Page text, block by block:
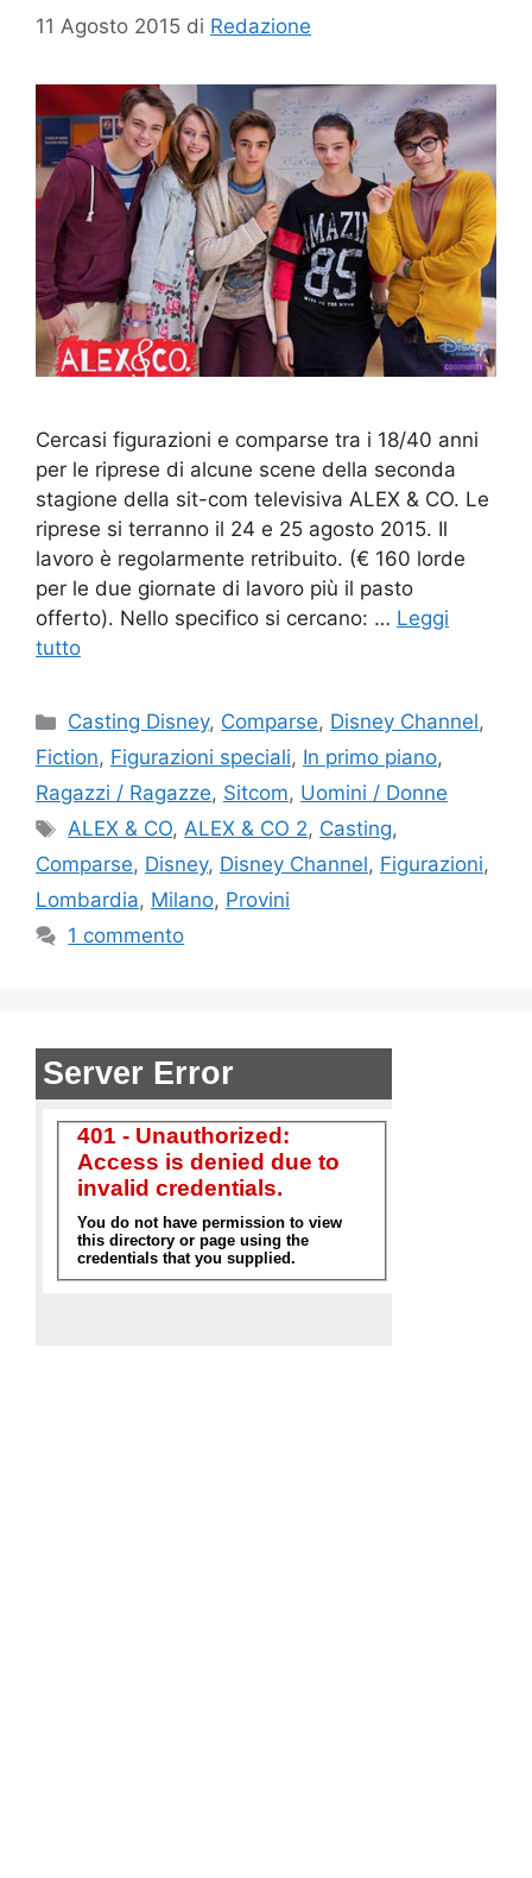
11 Agosto 2015 di Redazione
Cercasi figurazioni e comparse tra i 18/40 anni
per le riprese di alcune scene della seconda
stagione della sit-com televisiva ALEX & CO. Le
riprese si terranno il 24 e 25 agosto 2015. Il
lavoro è regolarmente retribuito. (€ 160 lorde
per le due giornate di lavoro più il pasto
offerto). Nello specifico si cercano: … Leggi
tutto
Categorie
Casting Disney, Comparse, Disney Channel,
Fiction, Figurazioni speciali, In primo piano,
Ragazzi / Ragazze, Sitcom, Uomini / Donne
Tag
ALEX & CO,ALEX & CO 2, Casting,
Comparse, Disney, Disney Channel, Figurazioni,
Lombardia, Milano, Provini
1 commento